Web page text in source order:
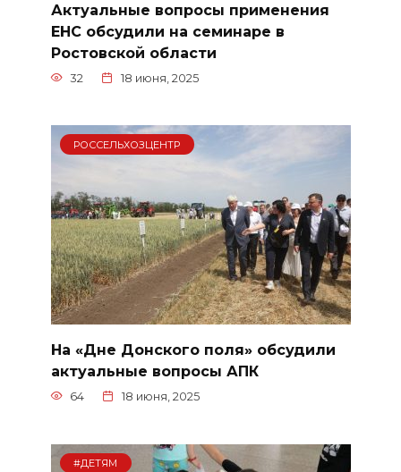
Актуальные вопросы применения
ЕНС обсудили на семинаре в
Ростовской области
32 18 июня, 2025
РОССЕЛЬХОЗЦЕНТР
На «Дне Донского поля» обсудили
актуальные вопросы АПК
64 18 июня, 2025
#ДЕТЯМ